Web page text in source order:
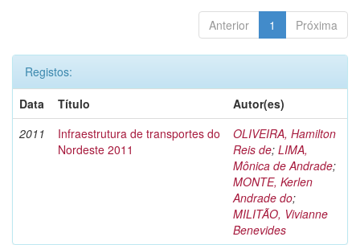
Anterior 1 Próxima
Registos:
Data
Título
Autor(es)
2011
Infraestrutura de transportes do
Nordeste 2011
OLIVEIRA, Hamilton
Reis de; LIMA,
Mônica de Andrade;
MONTE, Kerlen
Andrade do;
MILITÃO, Vivianne
Benevides